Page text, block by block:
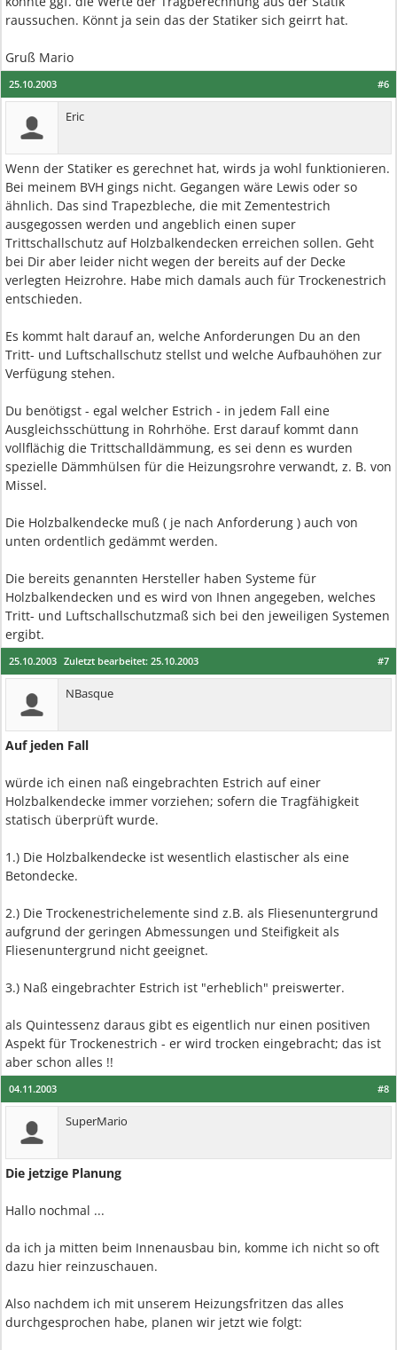
raussuchen. Könnt ja sein das der Statiker sich geirrt hat.
Gruß Mario
#6
25.10.2003
Eric
Wenn der Statiker es gerechnet hat, wirds ja wohl funktionieren.
Bei meinem BVH gings nicht. Gegangen wäre Lewis oder so
ähnlich. Das sind Trapezbleche, die mit Zementestrich
ausgegossen werden und angeblich einen super
Trittschallschutz auf Holzbalkendecken erreichen sollen. Geht
bei Dir aber leider nicht wegen der bereits auf der Decke
verlegten Heizrohre. Habe mich damals auch für Trockenestrich
entschieden.
Es kommt halt darauf an, welche Anforderungen Du an den
Tritt- und Luftschallschutz stellst und welche Aufbauhöhen zur
Verfügung stehen.
Du benötigst - egal welcher Estrich - in jedem Fall eine
Ausgleichsschüttung in Rohrhöhe. Erst darauf kommt dann
vollflächig die Trittschalldämmung, es sei denn es wurden
spezielle Dämmhülsen für die Heizungsrohre verwandt, z. B. von
Missel.
Die Holzbalkendecke muß ( je nach Anforderung ) auch von
unten ordentlich gedämmt werden.
Die bereits genannten Hersteller haben Systeme für
Holzbalkendecken und es wird von Ihnen angegeben, welches
Tritt- und Luftschallschutzmaß sich bei den jeweiligen Systemen
ergibt.
#7
25.10.2003 Zuletzt bearbeitet: 25.10.2003
NBasque
Auf jeden Fall
würde ich einen naß eingebrachten Estrich auf einer
Holzbalkendecke immer vorziehen; sofern die Tragfähigkeit
statisch überprüft wurde.
1.) Die Holzbalkendecke ist wesentlich elastischer als eine
Betondecke.
2.) Die Trockenestrichelemente sind z.B. als Fliesenuntergrund
aufgrund der geringen Abmessungen und Steifigkeit als
Fliesenuntergrund nicht geeignet.
3.) Naß eingebrachter Estrich ist "erheblich" preiswerter.
als Quintessenz daraus gibt es eigentlich nur einen positiven
Aspekt für Trockenestrich - er wird trocken eingebracht; das ist
aber schon alles !!
#8
04.11.2003
SuperMario
Die jetzige Planung
Hallo nochmal ...
da ich ja mitten beim Innenausbau bin, komme ich nicht so oft
dazu hier reinzuschauen.
Also nachdem ich mit unserem Heizungsfritzen das alles
durchgesprochen habe, planen wir jetzt wie folgt: